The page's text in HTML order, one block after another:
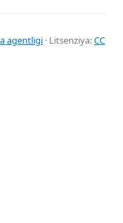
agentligi · Litsenziya:CC